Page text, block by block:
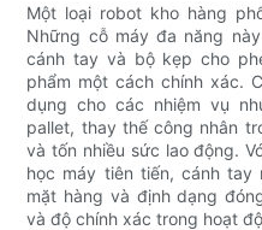
Một loại robot kho hàng
Những cỗ máy đa năng
cánh tay và bộ kẹp cho
phẩm một cách chính xác.
dụng cho các nhiệm vụ
pallet, thay thế công nhân
và tốn nhiều sức lao động.
học máy tiên tiến, cánh
mặt hàng và định dạng
và độ chính xác trong hoạt